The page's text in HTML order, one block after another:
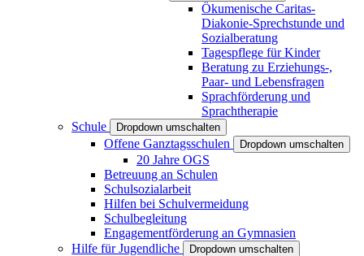
Ökumenische Caritas-
Diakonie-Sprechstunde und
Sozialberatung
Tagespflege für Kinder
Beratung zu Erziehungs-,
Paar- und Lebensfragen
Sprachförderung und
Sprachtherapie
Schule
Dropdown umschalten
Offene Ganztagsschulen Dropdown umschalten
20 Jahre OGS
Betreuung an Schulen
Schulsozialarbeit
Hilfen bei Schulvermeidung
Schulbegleitung
Engagementförderung an Gymnasien
Hilfe für Jugendliche
Dropdown umschalten